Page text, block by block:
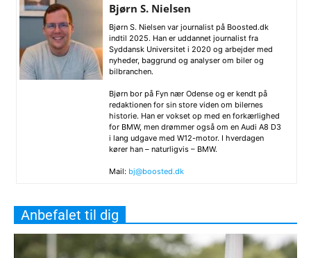
Bjørn S. Nielsen
Bjørn S. Nielsen var journalist på Boosted.dk
indtil 2025. Han er uddannet journalist fra
Syddansk Universitet i 2020 og arbejder med
nyheder, baggrund og analyser om biler og
bilbranchen.
Bjørn bor på Fyn nær Odense og er kendt på
redaktionen for sin store viden om bilernes
historie. Han er vokset op med en forkærlighed
for BMW, men drømmer også om en Audi A8 D3
i lang udgave med W12-motor. I hverdagen
kører han – naturligvis – BMW.
Mail: bj@boosted.dk